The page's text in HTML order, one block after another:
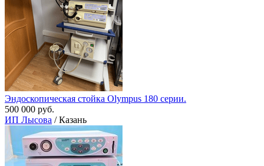
Эндоскопическая стойка Olympus 180 серии.
500 000 руб.
ИП Лысова / Казань